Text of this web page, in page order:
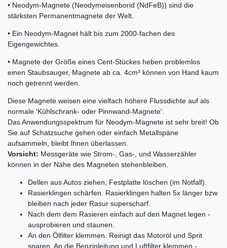
• Neodym-Magnete (Neodymeisenborid (NdFeB)) sind die
stärksten Permanentmagnete der Welt.
• Ein Neodym-Magnet hält bis zum 2000-fachen des
Eigengewichtes.
• Magnete der Größe eines Cent-Stückes heben problemlos
einen Staubsauger, Magnete ab ca. 4cm³ können von Hand kaum
noch getrennt werden.
Diese Magnete weisen eine vielfach höhere Flussdichte auf als
normale 'Kühlschrank- oder Pinnwand-Magnete'.
Das Anwendungsspektrum für Neodym-Magnete ist sehr breit! Ob
Sie auf Schatzsuche gehen oder einfach Metallspäne
aufsammeln, bleibt Ihnen überlassen.
Vorsicht: Messgeräte wie Strom-, Gas-, und Wasserzähler
können in der Nähe des Magneten stehenbleiben.
Dellen aus Autos ziehen, Festplatte löschen (im Notfall).
Rasierklingen schärfen. Rasierklingen halten 5x länger bzw.
bleiben nach jeder Rasur superscharf.
Nach dem dem Rasieren einfach auf den Magnet legen -
ausprobieren und staunen.
An den Ölfilter klemmen. Reinigt das Motoröl und Sprit
sparen. An die Benzinleitung und Luftfilter klemmen -